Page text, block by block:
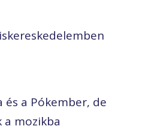
és a Pókember, de
a mozikba